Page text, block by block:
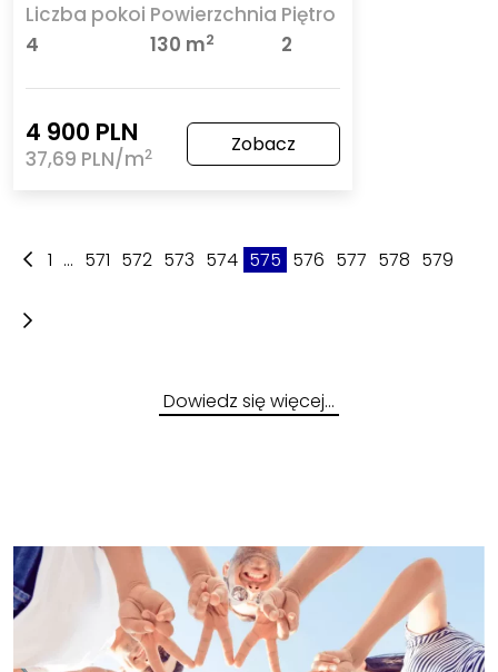
Liczba pokoi
4
Powierzchnia
130 m2
Piętro
2
4 900 PLN
37,69 PLN/m2 Zobacz
1 ... 571 572 573 574 575 576 577 578 579
Dowiedz się więcej…